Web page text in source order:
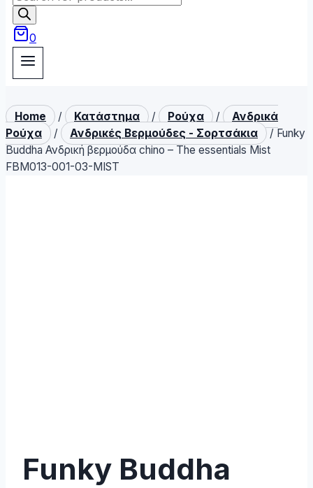
search
0
Home / Κατάστημα / Ρούχα /
Ανδρικά
Ρούχα
/ Ανδρικές Βερμούδες - Σορτσάκια / Funky
Buddha Ανδρική βερμούδα chino – The essentials Mist
FBM013-001-03-MIST
Funky Buddha